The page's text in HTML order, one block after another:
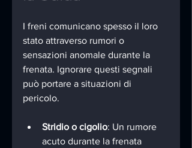
I freni comunicano spesso il loro
stato attraverso rumori o
sensazioni anomale durante la
frenata. Ignorare questi segnali
può portare a situazioni di
pericolo.
Stridio o cigolio: Un rumore
acuto durante la frenata